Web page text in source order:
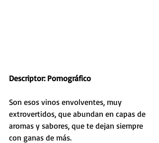
Descriptor: Pornográfico
Son esos vinos envolventes, muy
extrovertidos, que abundan en capas de
aromas y sabores, que te dejan siempre
con ganas de más.